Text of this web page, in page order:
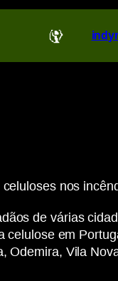
nos
de várias
em
Odemira, Vila